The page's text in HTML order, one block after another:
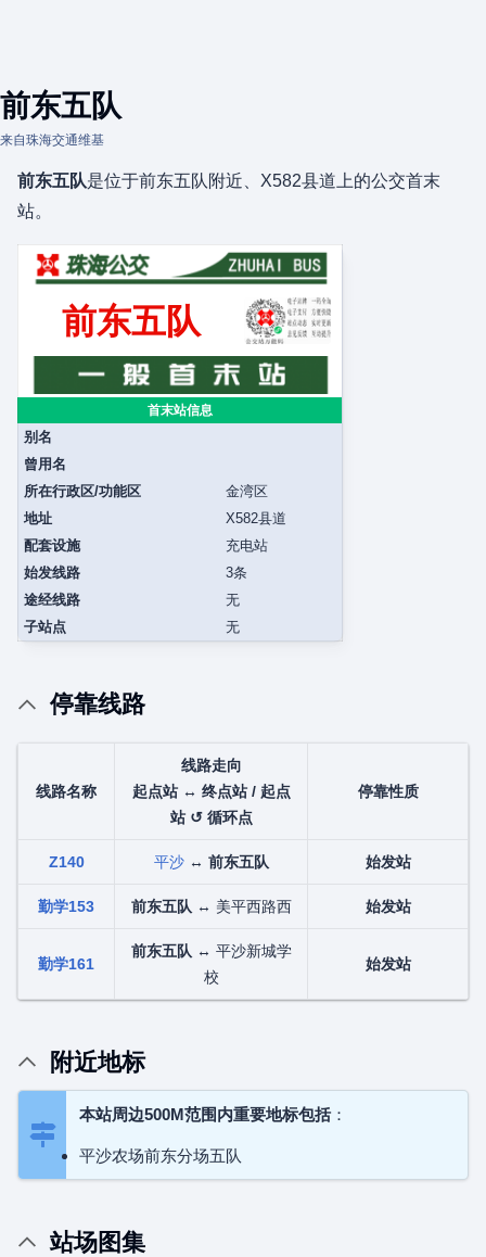
前东五队
来自珠海交通维基
前东五队是位于前东五队附近、X582县道上的公交首末
站。
前东五队
首末站信息
别名
曾用名
所在行政区/功能区
金湾区
地址
X582县道
配套设施
充电站
始发线路
3条
途经线路
无
子站点
无
停靠线路
线路名称
线路走向
起点站 ↔ 终点站 / 起点
站 ↺ 循环点
停靠性质
Z140 平沙↔ 前东五队 始发站
勤学153 前东五队 ↔ 美平西路西 始发站
勤学161
前东五队 ↔ 平沙新城学
校
始发站
附近地标
本站周边500M范围内重要地标包括：
平沙农场前东分场五队
站场图集